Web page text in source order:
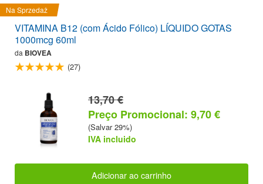
Na Sprzedaż
VITAMINA B12 (com Ácido Fólico) LÍQUIDO GOTAS
1000mcg 60ml
da BIOVEA
(27)
13,70 €
Preço Promocional: 9,70 €
(Salvar 29%)
IVA incluido
Adicionar ao carrinho